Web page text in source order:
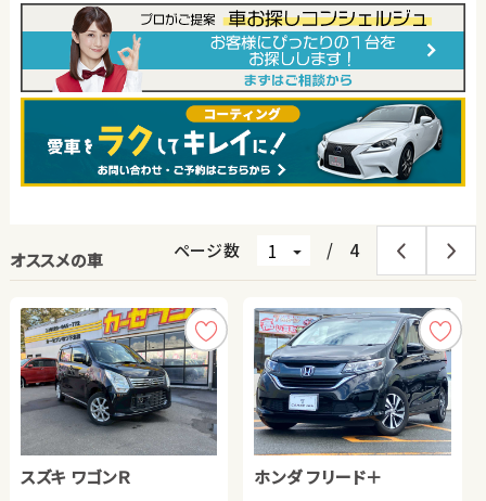
オススメの車 ページ数 / 4
スズキ ワゴンＲ ホンダ フリード＋
トヨタ ノア スズキ ワゴンＲ
スズキ アルト ＨＢ トヨタ ヴォクシー
スズキ スイフト トヨタ アクア